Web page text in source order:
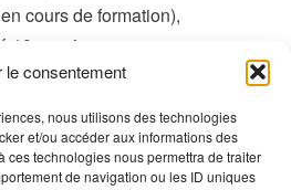
le consentement
nous utilisons des technologies
et/ou accéder aux informations des
ces technologies nous permettra de traiter
de navigation ou les ID uniques
cours de formation),
10 cessions.